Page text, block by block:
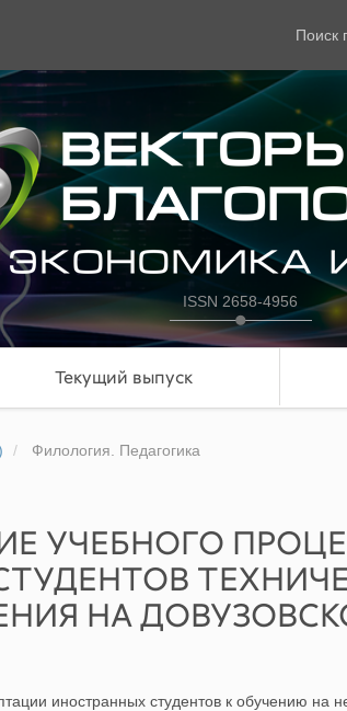
Поиск
ISSN 2658-4956
Текущий выпуск
Филология. Педагогика
УЧЕБНОГО
НА
иностранных студентов к обучению на